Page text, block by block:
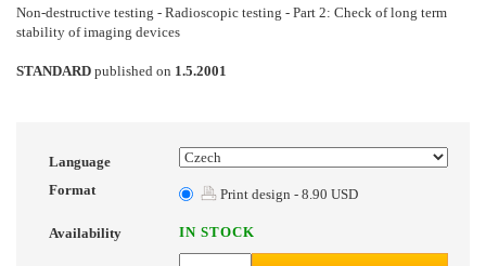
Non-destructive testing - Radioscopic testing - Part 2: Check of long term
stability of imaging devices
STANDARD published on 1.5.2001
Language
Format
Print design - 8.90 USD
Availability IN STOCK